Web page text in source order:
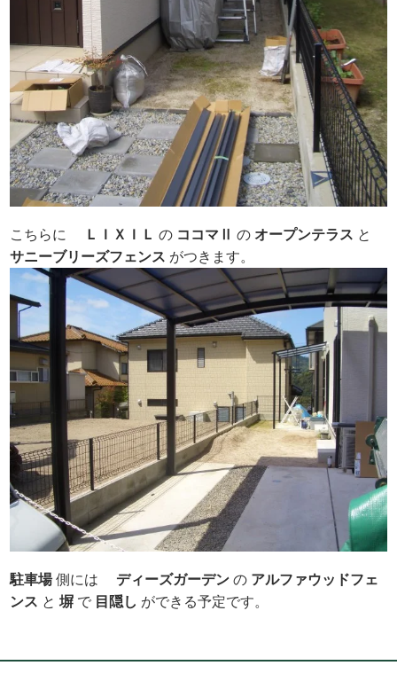
こちらに ＬＩＸＩＬの ココマⅡ の オープンテラス と
サニーブリーズフェンス がつきます。
駐車場側には ディーズガーデンの アルファウッドフェ
ンス と塀 で 目隠し ができる予定です。